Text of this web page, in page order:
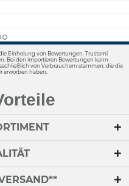
Einholung von Bewertungen. Trustami
Bei den importieren Bewertungen kann
von Verbrauchern stammen, die die
erworben haben.